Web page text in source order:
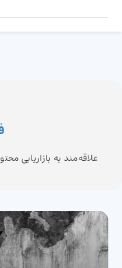
علاقه‌مند به بازاریابی